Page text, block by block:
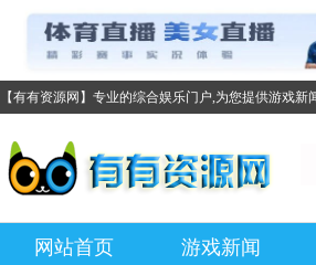
【有有资源网】专业的综合娱乐门户,为您提供游戏
网站首页 游戏新闻